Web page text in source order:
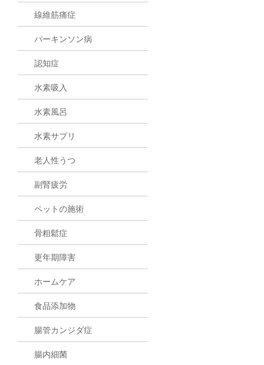
線維筋痛症
パーキンソン病
認知症
水素吸入
水素風呂
水素サプリ
老人性うつ
副腎疲労
ペットの施術
骨粗鬆症
更年期障害
ホームケア
食品添加物
腸管カンジダ症
腸内細菌